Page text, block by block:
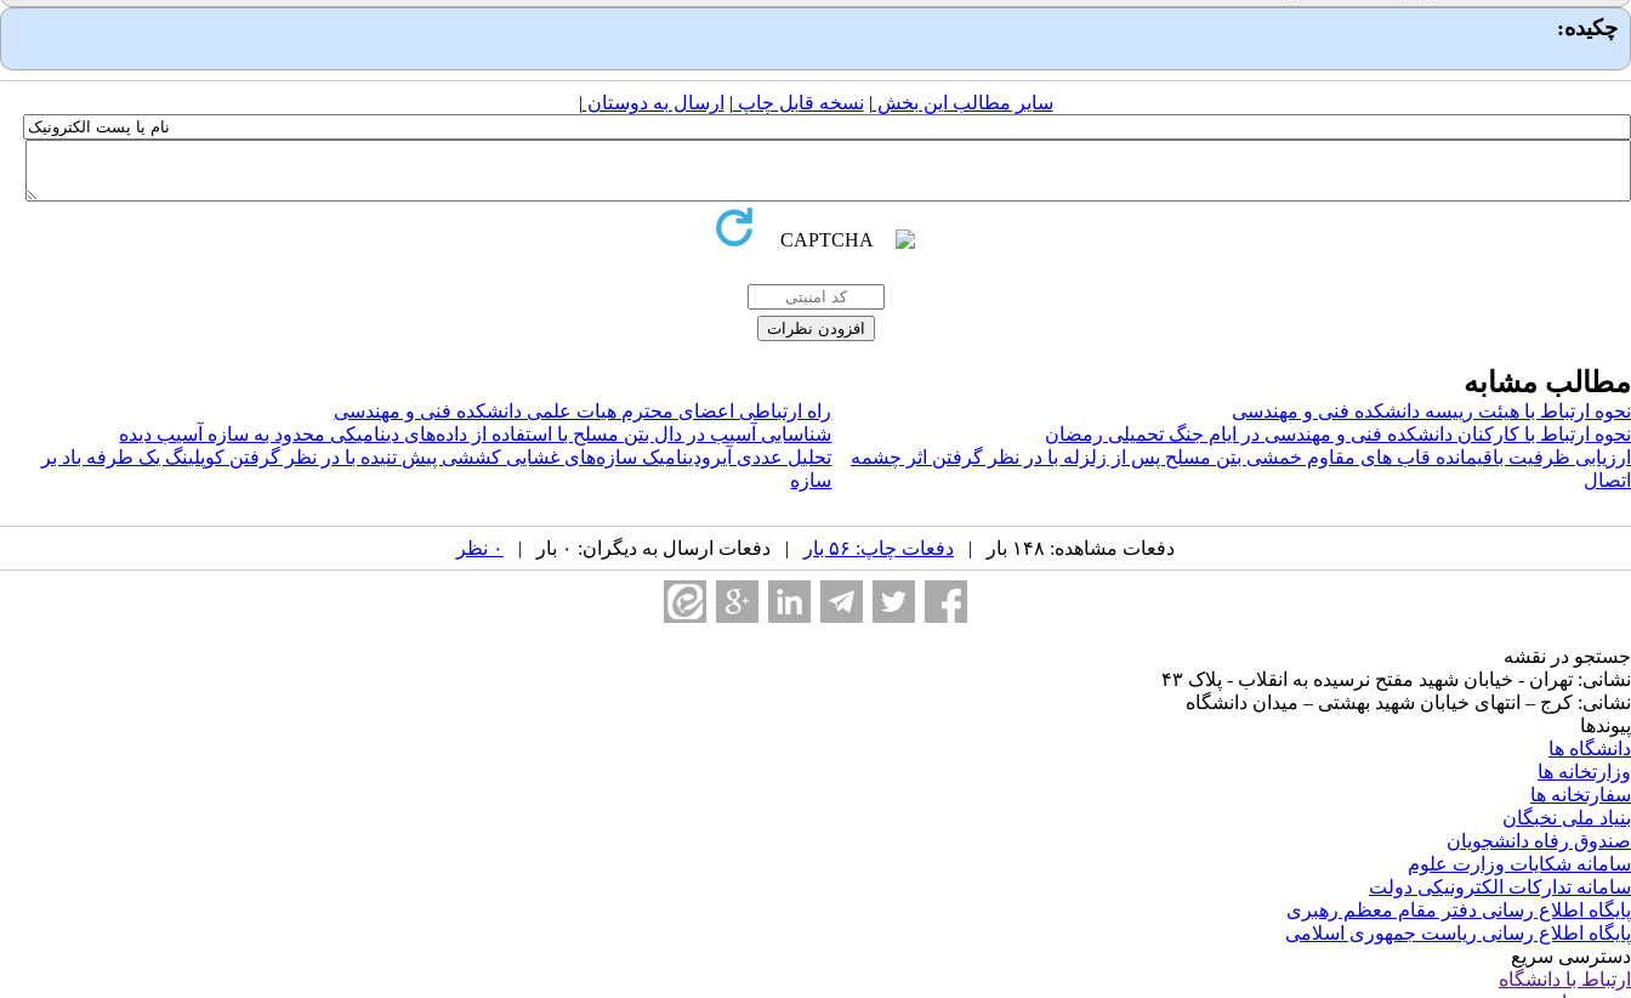
چکیده:
سایر مطالب این بخش | نسخه قابل چاپ | ارسال به دوستان |
مطالب مشابه
نحوه ارتباط با هیئت رییسه دانشکده فنی و مهندسی
راه ارتباطی اعضای محترم هیات علمی دانشکده فنی و مهندسی
نحوه ارتباط با کارکنان دانشکده فنی و مهندسی در ایام جنگ تحمیلی رمضان
شناسایی آسیب در دال بتن مسلح با استفاده از داده‌های دینامیکی محدود به سازه آسیب دیده
ارزیابی ظرفیت باقیمانده قاب های مقاوم خمشی بتن مسلح پس از زلزله با در نظر گرفتن اثر چشمه
اتصال
تحلیل عددی آیرودینامیک سازه‌‌های غشایی کششی پیش تنیده با در نظر گرفتن کوپلینگ یک طرفه باد بر
سازه
دفعات مشاهده: ۱۴۸ بار | دفعات چاپ: ۵۶ بار | دفعات ارسال به دیگران: ۰ بار | ۰ نظر
جستجو در نقشه
نشانی: تهران - خیابان شهید مفتح نرسیده به انقلاب - پلاک ۴۳
نشانی: کرج – انتهای خیابان شهید بهشتی – میدان دانشگاه
پیوندها
دانشگاه ها
وزارتخانه ها
سفارتخانه ها
بنیاد ملی نخبگان
صندوق رفاه دانشجویان
سامانه شکایات وزارت علوم
سامانه تدارکات الکترونیکی دولت
پایگاه اطلاع رسانی دفتر مقام معظم رهبری
پایگاه اطلاع رسانی ریاست جمهوری اسلامی
دسترسی سریع
ارتباط با دانشگاه